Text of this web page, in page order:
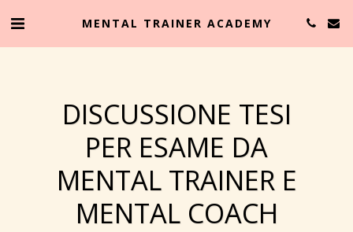
MENTAL TRAINER ACADEMY
DISCUSSIONE TESI
PER ESAME DA
MENTAL TRAINER E
MENTAL COACH